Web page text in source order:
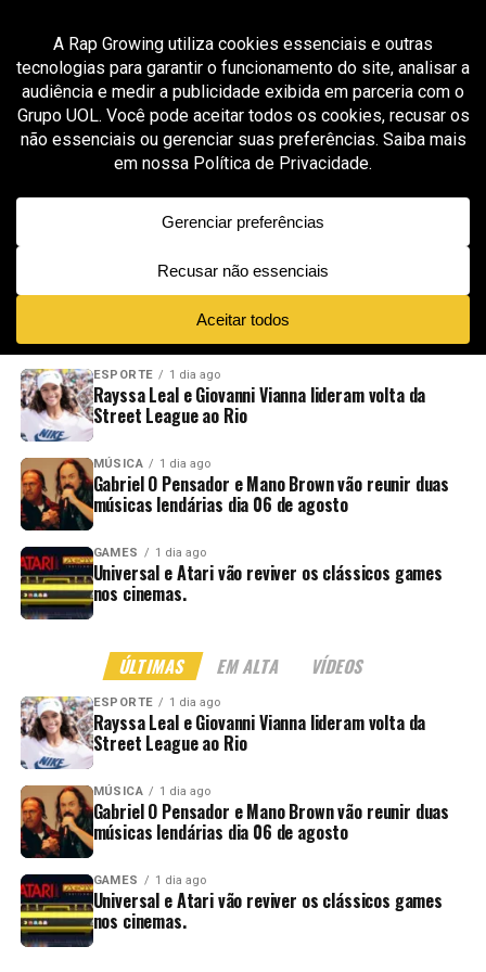
All posts tagged "inclusão"
GROOVER X RAP GROWING 1 mês ago
Lachi transforma música infantil em
ferramenta de inclusão no projeto
“Magnificent”
NOVIDADES EM ALTA VÍDEOS
ESPORTE 1 dia ago
Rayssa Leal e Giovanni Vianna lideram volta da
Street League ao Rio
MÚSICA 1 dia ago
Gabriel O Pensador e Mano Brown vão reunir duas
músicas lendárias dia 06 de agosto
GAMES 1 dia ago
Universal e Atari vão reviver os clássicos games
nos cinemas.
ÚLTIMAS EM ALTA VÍDEOS
ESPORTE 1 dia ago
Rayssa Leal e Giovanni Vianna lideram volta da
Street League ao Rio
MÚSICA 1 dia ago
Gabriel O Pensador e Mano Brown vão reunir duas
músicas lendárias dia 06 de agosto
GAMES 1 dia ago
Universal e Atari vão reviver os clássicos games
nos cinemas.